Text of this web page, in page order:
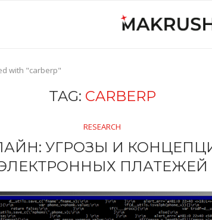
with "carberp"
TAG: CARBERP
RESEARCH
УГРОЗЫ И
ПЛАТЕЖЕЙ